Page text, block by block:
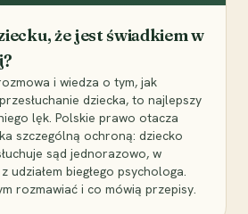
że jest świadkiem w
i wiedza o tym, jak
dziecka, to najlepszy
lęk. Polskie prawo otacza
szczególną ochroną: dziecko
sąd jednorazowo, w
udziałem biegłego psychologa.
rozmawiać i co mówią przepisy.